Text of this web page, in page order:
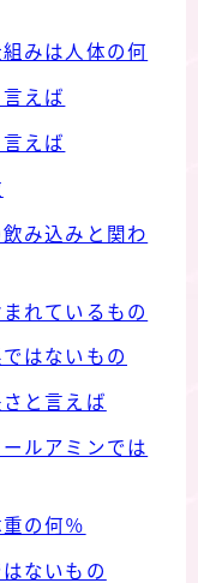
みは人体の何
えば
えば
み込みと関わ
れているもの
はないもの
と言えば
ルアミンでは
の何％
ないもの